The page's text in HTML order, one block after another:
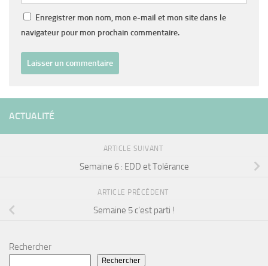
Enregistrer mon nom, mon e-mail et mon site dans le
navigateur pour mon prochain commentaire.
ACTUALITÉ
ARTICLE SUIVANT
Semaine 6 : EDD et Tolérance
ARTICLE PRÉCÉDENT
Semaine 5 c’est parti !
Rechercher
Rechercher